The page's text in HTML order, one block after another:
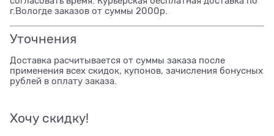
г.Вологде заказов от суммы 2000р.
Уточнения
Доставка расчитывается от суммы заказа после
применения всех скидок, купонов, зачисления бонусных
рублей в оплату заказа.
Хочу скидку!